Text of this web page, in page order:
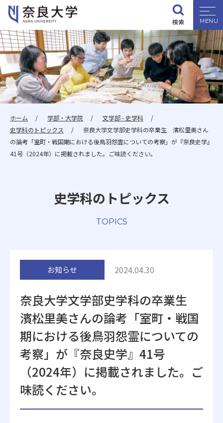
検索
大学紹介
学部・大学院
学生生活
研究・地域連携
受験生の方へ 在学生の方へ
卒業生の方へ 一般・企業の方
地歴甲子園
ホーム 学部・大学院
文学部 - 史学科
史学科のトピックス
奈良大学文学部史学科の卒業生 濱松里美さん
の論考「室町・戦国期における後鳥羽怨霊についての考察」が『奈良史学』
41号（2024年）に掲載されました。ご味読ください。
史学科のトピックス
TOPICS
お知らせ 2024.04.30
奈良大学文学部史学科の卒業生
濱松里美さんの論考「室町・戦国
期における後鳥羽怨霊についての
考察」が『奈良史学』41号
（2024年）に掲載されました。ご
味読ください。